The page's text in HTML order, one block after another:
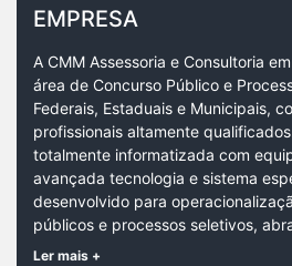
EMPRESA
A CMM Assessoria e Consultoria
área de Concurso Público e
Federais, Estaduais e Municipais,
profissionais altamente
totalmente informatizada com
avançada tecnologia e sistema
desenvolvido para
públicos e processos seletivos,
Ler mais +